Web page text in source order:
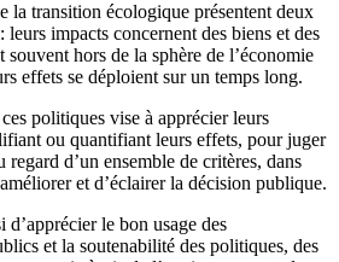
la transition écologique présentent deux
leurs impacts concernent des biens et des
souvent hors de la sphère de l’économie
effets se déploient sur un temps long.
politiques vise à apprécier leurs
ou quantifiant leurs effets, pour juger
regard d’un ensemble de critères, dans
et d’éclairer la décision publique.
d’apprécier le bon usage des
et la soutenabilité des politiques, des